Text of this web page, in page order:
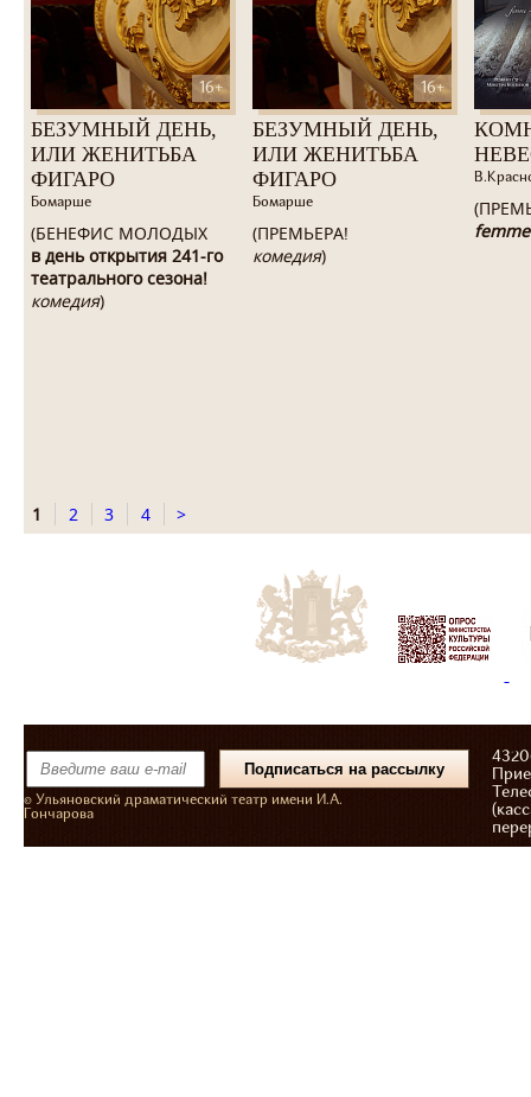
16+
БЕЗУМНЫЙ ДЕНЬ,
ИЛИ ЖЕНИТЬБА
ФИГАРО
Бомарше
(БЕНЕФИС МОЛОДЫХ
в день открытия 241-го
театрального сезона!
комедия)
16+
БЕЗУМНЫЙ ДЕНЬ,
ИЛИ ЖЕНИТЬБА
ФИГАРО
Бомарше
(ПРЕМЬЕРА!
комедия)
1 2 3 4 >
© Ульяновский драматический театр имени И.А.
Гончарова